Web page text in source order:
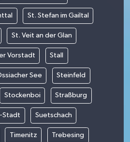
St. Stefan im Gailtal
St. Veit an der Glan
Vorstadt Stall
See Steinfeld
Stockenboi Straßburg
Stadt Suetschach
Timenitz Trebesing